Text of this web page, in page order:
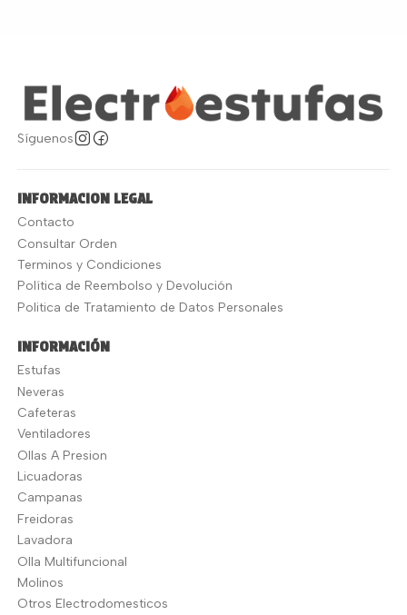
Síguenos
INFORMACION LEGAL
Contacto
Consultar Orden
Terminos y Condiciones
Política de Reembolso y Devolución
Politica de Tratamiento de Datos Personales
INFORMACIÓN
Estufas
Neveras
Cafeteras
Ventiladores
Ollas A Presion
Licuadoras
Campanas
Freidoras
Lavadora
Olla Multifuncional
Molinos
Otros Electrodomesticos